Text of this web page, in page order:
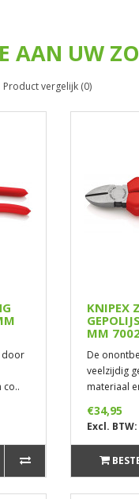
AAN UW
Product vergelijk (0)
door
co..
KNIPEX
MM
De
veelzijdig
materiaal
€34,95
Excl.